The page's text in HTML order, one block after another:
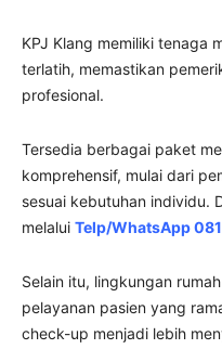
KPJ Klang memiliki tenaga
terlatih, memastikan
profesional.
Tersedia berbagai paket
komprehensif, mulai dari
sesuai kebutuhan individu.
melalui Telp/WhatsApp
Selain itu, lingkungan
pelayanan pasien yang
check-up menjadi lebih